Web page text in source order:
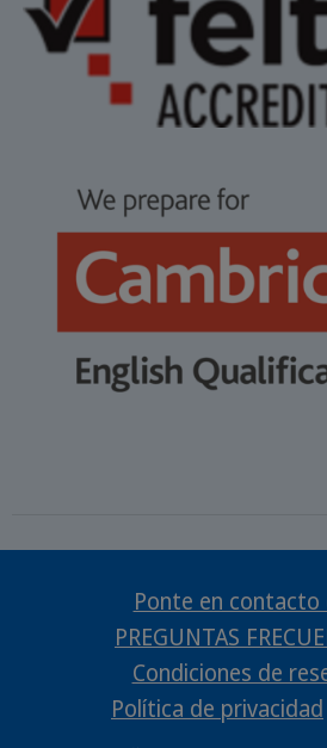
Ponte en contacto
PREGUNTAS
Condiciones de
Política de privacidad